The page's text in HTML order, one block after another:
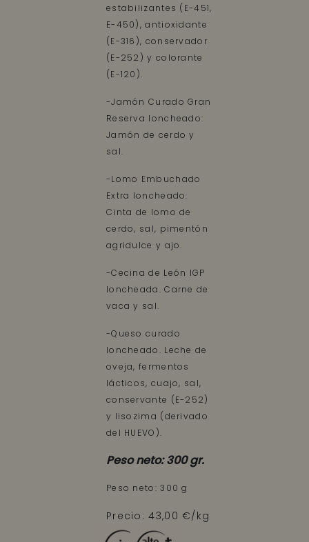
estabilizantes (E-451,
E-450), antioxidante
(E-316), conservador
(E-252) y colorante
(E-120).
-Jamón Curado Gran
Reserva loncheado:
Jamón de cerdo y
sal.
-Lomo Embuchado
Extra loncheado:
Cinta de lomo de
cerdo, sal, pimentón
agridulce y ajo.
-Cecina de León IGP
loncheada. Carne de
vaca y sal.
-Queso curado
loncheado. Leche de
oveja, fermentos
lácticos, cuajo, sal,
conservante (E-252)
y lisozima (derivado
del HUEVO).
Peso neto: 300 gr.
Peso neto: 300 g
Precio: 43,00 €/kg